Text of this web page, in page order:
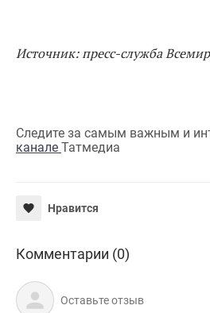
Источник: пресс-служба
Следите за самым важным и
канале Татмедиа
Нравится
Комментарии (0)